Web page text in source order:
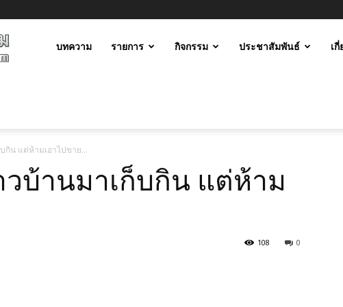
บทความ รายการ กิจกรรม ประชาสัมพันธ์ เ
กิน แต่ห้ามเอาไปขาย…
บ้านมาเก็บกิน แต่ห้าม
0
108